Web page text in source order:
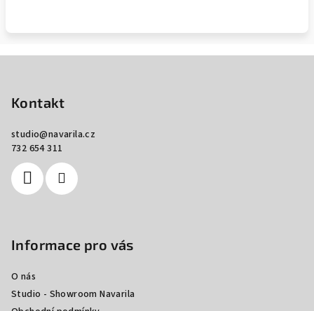
Kontakt
studio@navarila.cz
732 654 311
Informace pro vás
O nás
Studio - Showroom Navarila